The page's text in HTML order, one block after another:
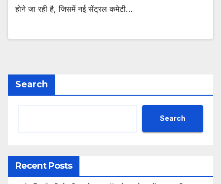
होने जा रही है, जिसमें नई सेंट्रल कमेटी…
Search
Search
Recent Posts